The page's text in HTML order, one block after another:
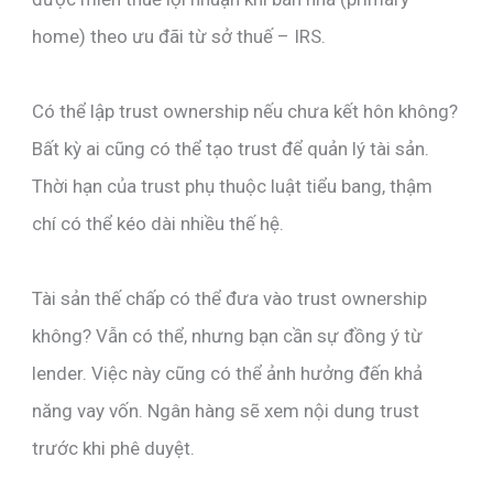
home) theo ưu đãi từ sở thuế – IRS.
Có thể lập trust ownership nếu chưa kết hôn không?
Bất kỳ ai cũng có thể tạo trust để quản lý tài sản.
Thời hạn của trust phụ thuộc luật tiểu bang, thậm
chí có thể kéo dài nhiều thế hệ.
Tài sản thế chấp có thể đưa vào trust ownership
không? Vẫn có thể, nhưng bạn cần sự đồng ý từ
lender. Việc này cũng có thể ảnh hưởng đến khả
năng vay vốn. Ngân hàng sẽ xem nội dung trust
trước khi phê duyệt.